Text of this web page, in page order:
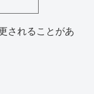
されることがあ